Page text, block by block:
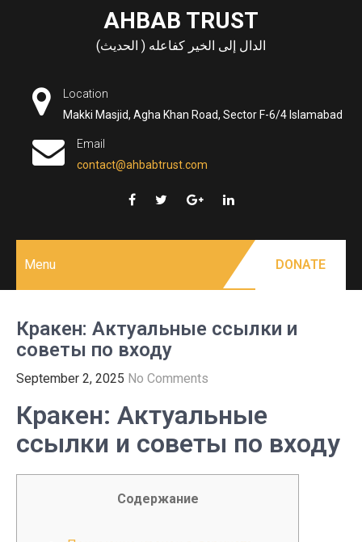
AHBAB TRUST
الدال إلى الخير كفاعله ( الحديث)
Location
Makki Masjid, Agha Khan Road, Sector F-6/4 Islamabad
Email
contact@ahbabtrust.com
Menu DONATE
Кракен: Актуальные ссылки и
советы по входу
September 2, 2025 No Comments
Кракен: Актуальные
ссылки и советы по входу
Содержание